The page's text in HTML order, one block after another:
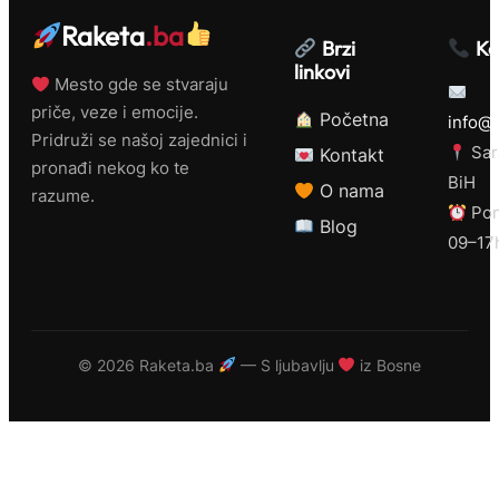
Raketa.ba
Mesto gde se stvaraju
priče, veze i emocije.
Pridruži se našoj zajednici i
pronađi nekog ko te
razume.
Brzi
linkovi
Početna
Kontakt
O nama
Blog
BiH
© 2026 Raketa.ba — S ljubavlju iz Bosne